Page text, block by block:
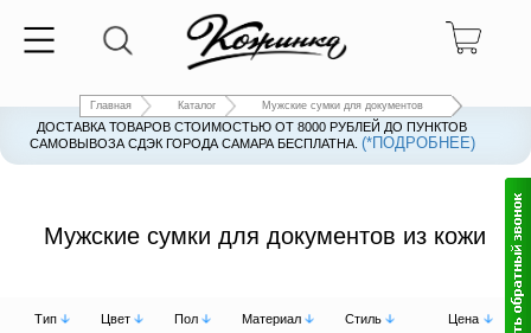
Главная Каталог Мужские сумки для документов
ДОСТАВКА ТОВАРОВ СТОИМОСТЬЮ ОТ 8000 РУБЛЕЙ ДО ПУНКТОВ
САМОВЫВОЗА СДЭК ГОРОДА САМАРА БЕСПЛАТНА. (*ПОДРОБНЕЕ)
Мужские сумки для документов из кожи
Тип Цвет Пол Материал Стиль Цена